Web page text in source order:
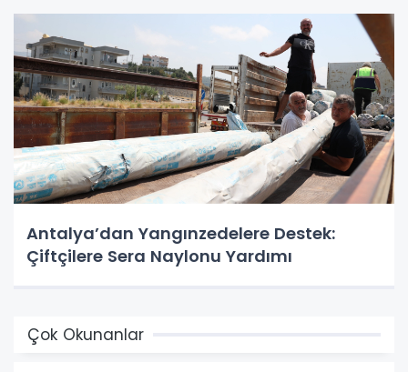
Antalya’dan Yangınzedelere Destek:
Çiftçilere Sera Naylonu Yardımı
Çok Okunanlar